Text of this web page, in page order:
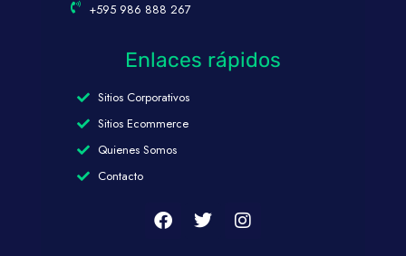
+595 986 888 267
Enlaces rápidos
Sitios Corporativos
Sitios Ecommerce
Quienes Somos
Contacto